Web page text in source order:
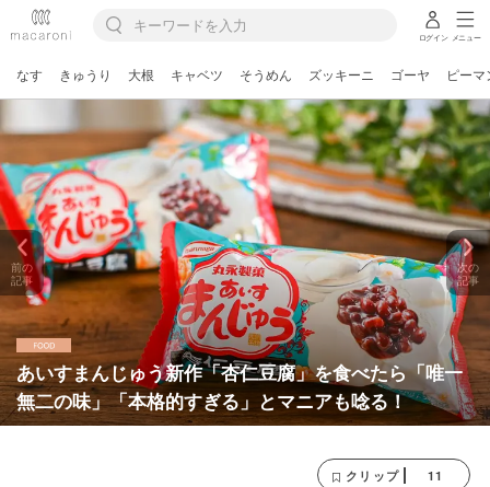
ログイン メニュー
なす きゅうり 大根 キャベツ そうめん ズッキーニ ゴーヤ ピーマ
あいすまんじゅう新作「杏仁豆腐」を食べたら「唯一
無二の味」「本格的すぎる」とマニアも唸る！
前の
記事
次の
記事
クリップ 11